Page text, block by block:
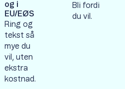
og i
EU/EØS
Ring og
tekst så
mye du
vil, uten
ekstra
kostnad.
Bli fordi
du vil.